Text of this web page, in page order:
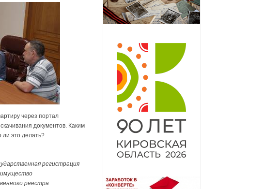
через портал
документов. Каким
это делать?
регистрация
имущество
реестра